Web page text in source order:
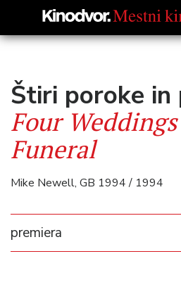
Štiri poroke in
Four
Funeral
Mike Newell, GB 1994 / 1994
premiera